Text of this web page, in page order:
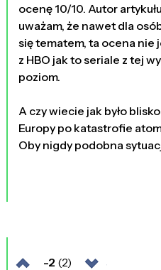
ocenę 10/10. Autor
uważam, że nawet dla
się tematem, ta ocena nie
z HBO jak to seriale z tej
poziom.
A czy wiecie jak było
Europy po katastrofie
Oby nigdy podobna
-2 (2)